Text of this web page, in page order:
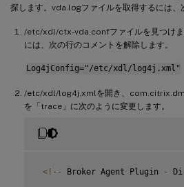
探します。vda.logファイルを取得するには、
/etc/xdl/ctx-vda.confファイルを見つけ
には、次の行のコメントを解除します。
Log4jConfig="/etc/xdl/log4j.xml"
/etc/xdl/log4j.xmlを開き、
を「trace」に次のように変更します。
< ! -- Broker Agent Plugin -